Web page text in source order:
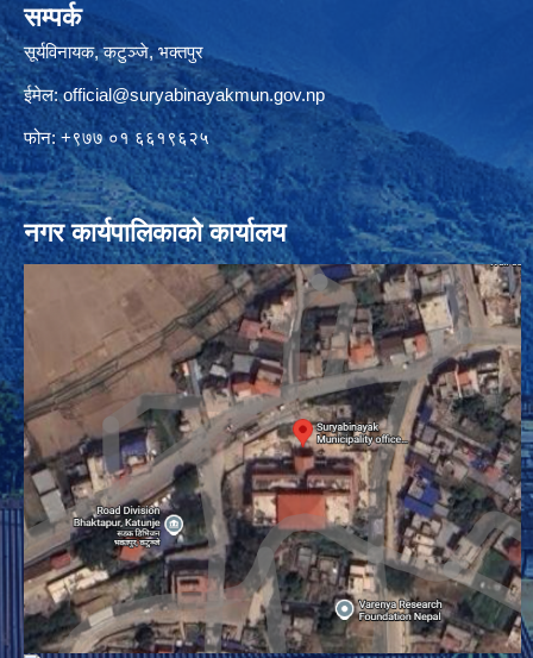
सम्पर्क
सूर्यविनायक, कटुञ्जे, भक्तपुर
ईमेल:official@suryabinayakmun.gov.np
फोन: +९७७ ०१ ६६१९६२५
नगर कार्यपालिकाको कार्यालय